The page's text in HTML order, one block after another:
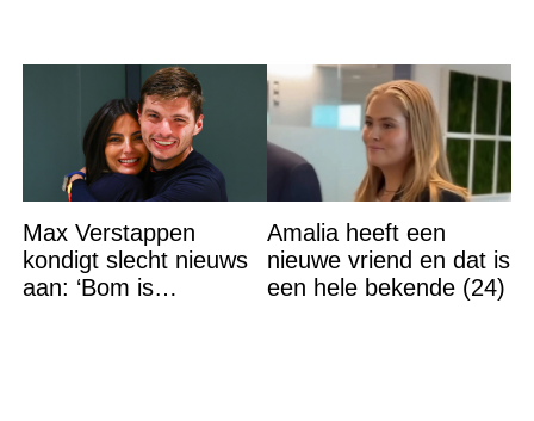
Max Verstappen
kondigt slecht nieuws
aan: ‘Bom is
Amalia heeft een
nieuwe vriend en dat is
een hele bekende (24)